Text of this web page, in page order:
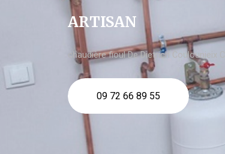
ARTISAN
chaudière fioul De Dietrich Coulounieix
09 72 66 89 55